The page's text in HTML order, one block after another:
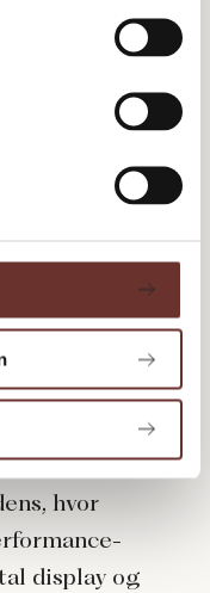
kommer flere
følelser?
årsager
som de
: Studiet
hvor
display og